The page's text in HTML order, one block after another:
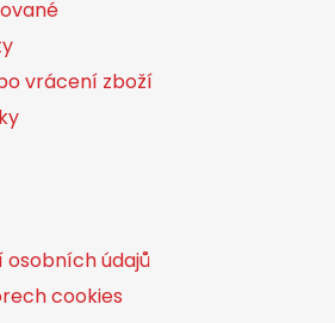
vrácení zboží
osobních údajů
cookies